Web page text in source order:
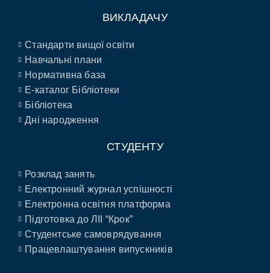
ВИКЛАДАЧУ
Стандарти вищої освіти
Навчальні плани
Нормативна база
E-каталог Бібліотеки
Бібліотека
Дні народження
СТУДЕНТУ
Розклад занять
Електронний журнал успішності
Електронна освітня платформа
Підготовка до ЛІІ “Крок”
Студентське самоврядування
Працевлаштування випускників